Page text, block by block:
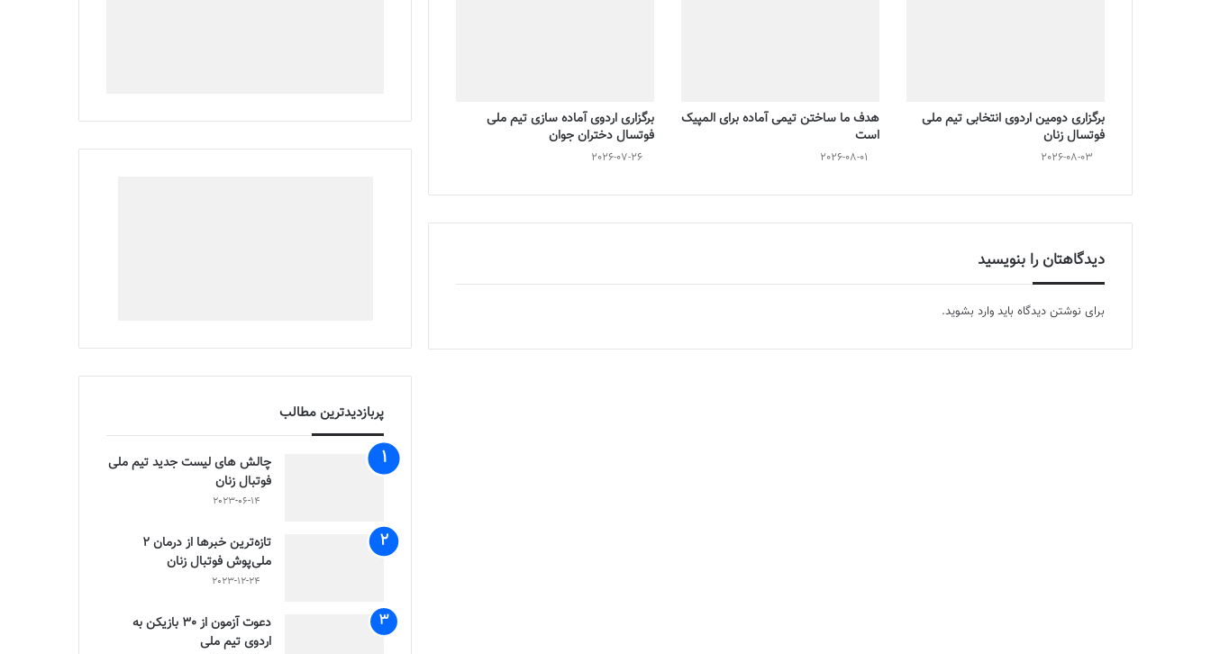
برگزاری دومین اردوی انتخابی تیم ملی
فوتسال زنان
2026-08-03
هدف ما ساختن تیمی آماده برای المپیک
است
2026-08-01
برگزاری اردوی آماده سازی تیم ملی
فوتسال دختران جوان
2026-07-26
دیدگاهتان را بنویسید
برای نوشتن دیدگاه باید وارد بشوید.
پربازدیدترین مطالب
چالش هاى ليست جدید تيم ملى
فوتبال زنان
2023-06-14
تازه‌ترین خبرها از درمان ۲
ملی‌پوش فوتبال زنان
2023-12-24
دعوت آزمون از 30 بازیکن به
اردوی تیم ملی